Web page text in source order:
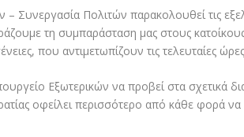
Συνεργασία Πολιτών παρακολουθεί τις
τη συμπαράσταση μας στους κατοίκους
που αντιμετωπίζουν τις τελευταίες
Εξωτερικών να προβεί στα σχετικά
οφείλει περισσότερο από κάθε φορά να